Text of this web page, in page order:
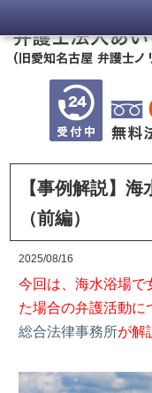
【事例解説】
（前編）
2025/08/16
今回は、海水浴場で
た場合の弁護活動に
総合法律事務所が解